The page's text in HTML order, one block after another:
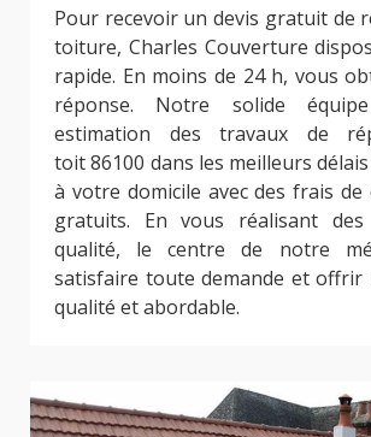
Pour recevoir un devis gratuit de
toiture, Charles Couverture
rapide. En moins de 24 h, vous
réponse. Notre solide
estimation des travaux de
toit 86100 dans les meilleurs
à votre domicile avec des frais de
gratuits. En vous réalisant des
qualité, le centre de notre
satisfaire toute demande et offrir
qualité et abordable.